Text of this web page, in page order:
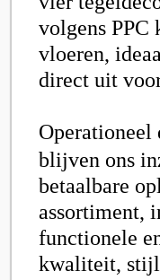
volgens PPC
vloeren,
direct uit
Operationeel
blijven ons
betaalbare
assortiment,
functionele
kwaliteit,